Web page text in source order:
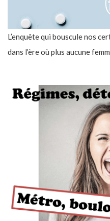
L’enquête qui bouscule nos
dans l’ère où plus aucune